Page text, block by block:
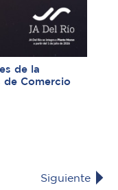
de la
de Comercio
Siguiente